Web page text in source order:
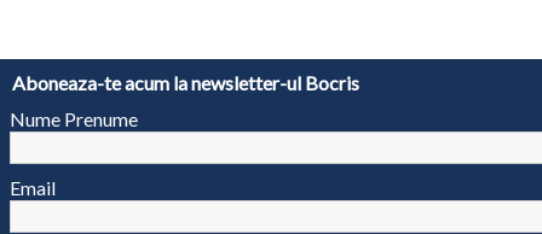
Aboneaza-te acum la newsletter-ul Bocris
Nume Prenume
Email